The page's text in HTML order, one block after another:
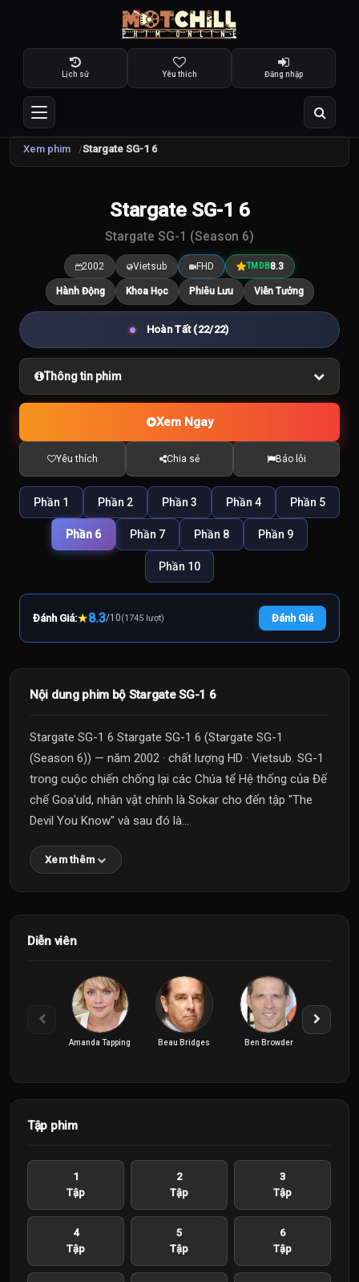
Lịch sử Yêu thích Đăng nhập
Xem phim Stargate SG-1 6
Stargate SG-1 6
Stargate SG-1 (Season 6)
2002 Vietsub FHD TMDB8.3
Hành Động Khoa Học Phiêu Lưu Viễn Tưởng
Hoàn Tất (22/22)
Thông tin phim
Xem Ngay
Yêu thích Chia sẻ Báo lỗi
Phần 1 Phần 2 Phần 3 Phần 4 Phần 5
Phần 6 Phần 7 Phần 8 Phần 9
Phần 10
Đánh Giá:★8.3/10(1745 lượt) Đánh Giá
Nội dung phim bộ Stargate SG-1 6
Stargate SG-1 6 Stargate SG-1 6 (Stargate SG-1
(Season 6)) — năm 2002 · chất lượng HD · Vietsub. SG-1
trong cuộc chiến chống lại các Chúa tể Hệ thống của Đế
chế Goa'uld, nhân vật chính là Sokar cho đến tập "The
Devil You Know" và sau đó là...
Xem thêm
Diễn viên
Amanda Tapping Beau Bridges Ben Browder
Tập phim
1
Tập
2
Tập
3
Tập
4
Tập
5
Tập
6
Tập